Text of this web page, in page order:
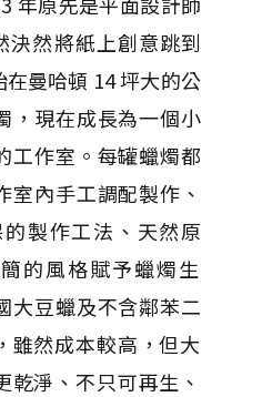
決然將紙上創意跳到
曼哈頓 14 坪大的公
，現在成長為一個小
工作室。每罐蠟燭都
室內手工調配製作、
製作工法、天然原
的風格賦予蠟燭生
大豆蠟及不含鄰苯二
雖然成本較高，但大
乾淨、不只可再生、